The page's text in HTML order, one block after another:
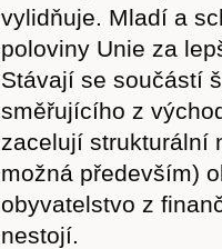
vylidňuje. Mladí a
poloviny Unie za
Stávají se součástí
směřujícího z
zacelují strukturální
možná především)
obyvatelstvo z
nestojí.